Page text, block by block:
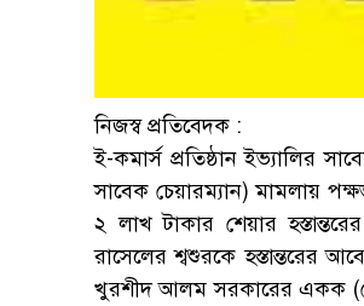
নিজস্ব প্রতিবেদক :
ই-কমার্স প্রতিষ্ঠান ইভ্যালির
সাবেক চেয়ারম্যান) মামলায়
২ লাখ টাকার শেয়ার
রাসেলের শ্বশুরকে হস্তান্তরের
খুরশীদ আলম সরকারের একক